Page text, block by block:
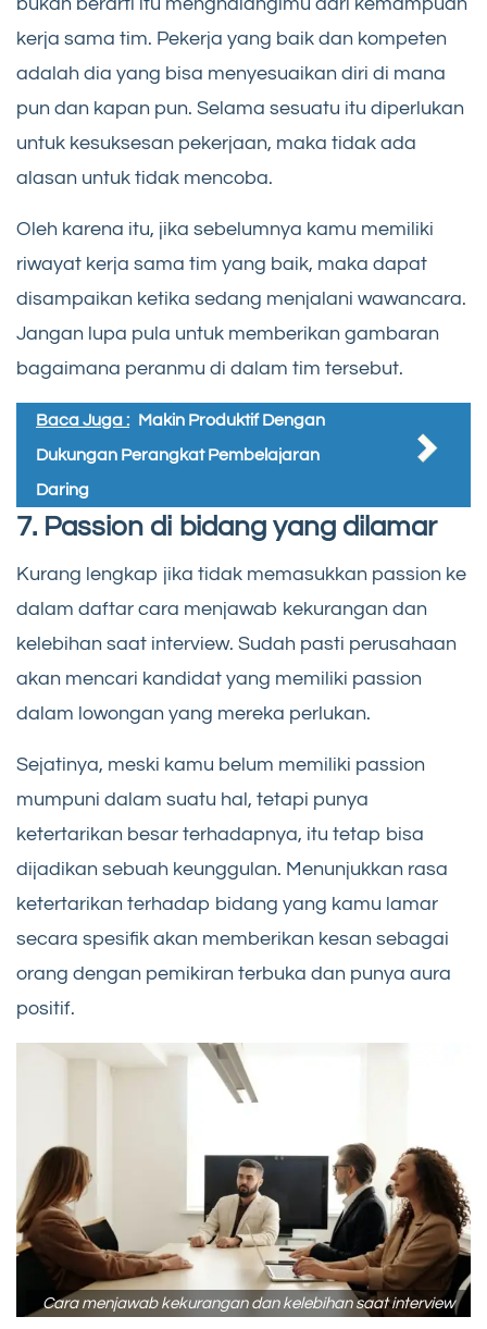
kerja sama tim. Pekerja yang baik dan kompeten
adalah dia yang bisa menyesuaikan diri di mana
pun dan kapan pun. Selama sesuatu itu diperlukan
untuk kesuksesan pekerjaan, maka tidak ada
alasan untuk tidak mencoba.
Oleh karena itu, jika sebelumnya kamu memiliki
riwayat kerja sama tim yang baik, maka dapat
disampaikan ketika sedang menjalani wawancara.
Jangan lupa pula untuk memberikan gambaran
bagaimana peranmu di dalam tim tersebut.
Baca Juga : Makin Produktif Dengan
Dukungan Perangkat Pembelajaran
Daring
7. Passion di bidang yang dilamar
Kurang lengkap jika tidak memasukkan passion ke
dalam daftar cara menjawab kekurangan dan
kelebihan saat interview. Sudah pasti perusahaan
akan mencari kandidat yang memiliki passion
dalam lowongan yang mereka perlukan.
Sejatinya, meski kamu belum memiliki passion
mumpuni dalam suatu hal, tetapi punya
ketertarikan besar terhadapnya, itu tetap bisa
dijadikan sebuah keunggulan. Menunjukkan rasa
ketertarikan terhadap bidang yang kamu lamar
secara spesifik akan memberikan kesan sebagai
orang dengan pemikiran terbuka dan punya aura
positif.
Cara menjawab kekurangan dan kelebihan saat interview